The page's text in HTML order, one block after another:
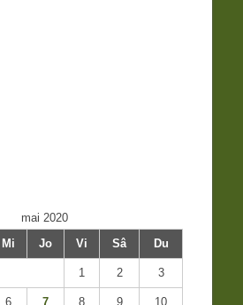
mai 2020
Mi Jo Vi Sâ Du
1 2 3
6 7 8 9 10